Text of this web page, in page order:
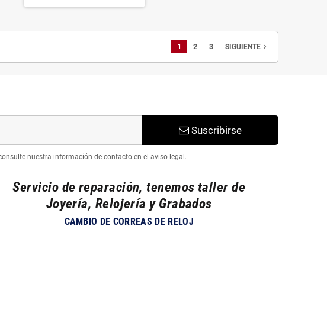
1 2 3 SIGUIENTEnavigate_next
Suscribirse
nuestra información de contacto en el aviso legal.
Servicio de reparación, tenemos taller de
Joyería, Relojería y Grabados
CAMBIO DE CORREAS DE RELOJ